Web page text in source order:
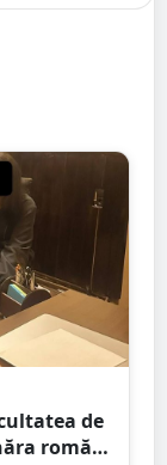
de
romă